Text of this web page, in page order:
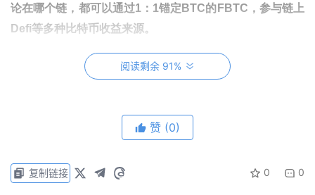
论在哪个链，都可以通过1：1锚定BTC的FBTC，参与链上
Defi等多种比特币收益来源。
阅读剩余 91%
赞 (0)
0 0
复制链接